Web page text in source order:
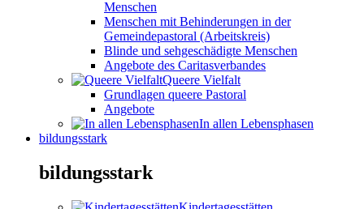
Menschen
Menschen mit Behinderungen in der
Gemeindepastoral (Arbeitskreis)
Blinde und sehgeschädigte Menschen
Angebote des Caritasverbandes
Queere Vielfalt
Grundlagen queere Pastoral
Angebote
In allen Lebensphasen
bildungsstark
bildungsstark